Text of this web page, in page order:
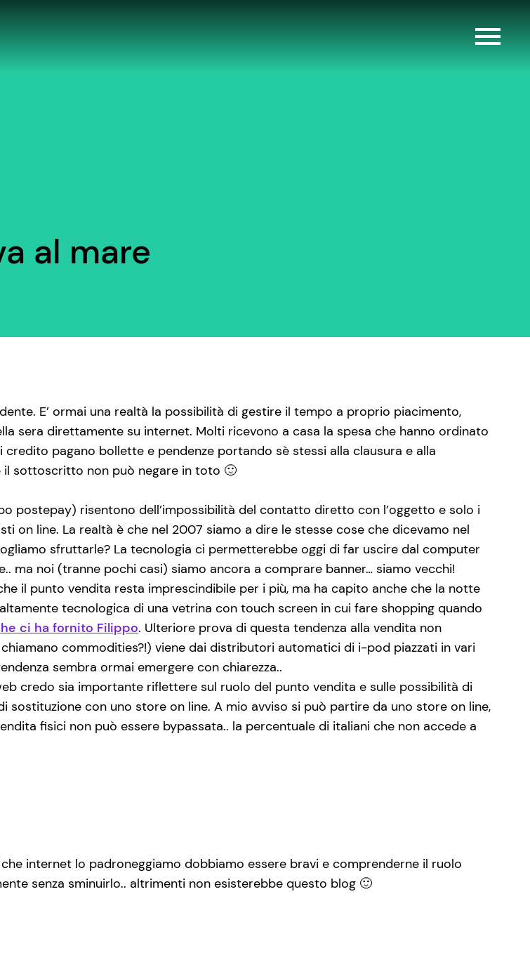
al mare
E’ ormai una realtà la possibilità di gestire il tempo a proprio piacimento,
sera direttamente su internet. Molti ricevono a casa la spesa che hanno ordinato
pagano bollette e pendenze portando sè stessi alla clausura e alla
sottoscritto non può negare in toto 🙂
postepay) risentono dell’impossibilità del contatto diretto con l’oggetto e solo i
on line. La realtà è che nel 2007 siamo a dire le stesse cose che dicevamo nel
sfruttarle? La tecnologia ci permetterebbe oggi di far uscire dal computer
ma noi (tranne pochi casi) siamo ancora a comprare banner… siamo vecchi!
il punto vendita resta imprescindibile per i più, ma ha capito anche che la notte
tecnologica di una vetrina con touch screen in cui fare shopping quando
ci ha fornito Filippo. Ulteriore prova di questa tendenza alla vendita non
commodities?!) viene dai distributori automatici di i-pod piazzati in vari
sembra ormai emergere con chiarezza..
credo sia importante riflettere sul ruolo del punto vendita e sulle possibilità di
sostituzione con uno store on line. A mio avviso si può partire da uno store on line,
fisici non può essere bypassata.. la percentuale di italiani che non accede a
internet lo padroneggiamo dobbiamo essere bravi e comprenderne il ruolo
senza sminuirlo.. altrimenti non esisterebbe questo blog 🙂